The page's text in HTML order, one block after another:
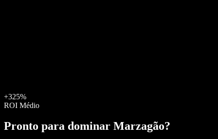
+325%
ROI Médio
Pronto para dominar Marzagão?